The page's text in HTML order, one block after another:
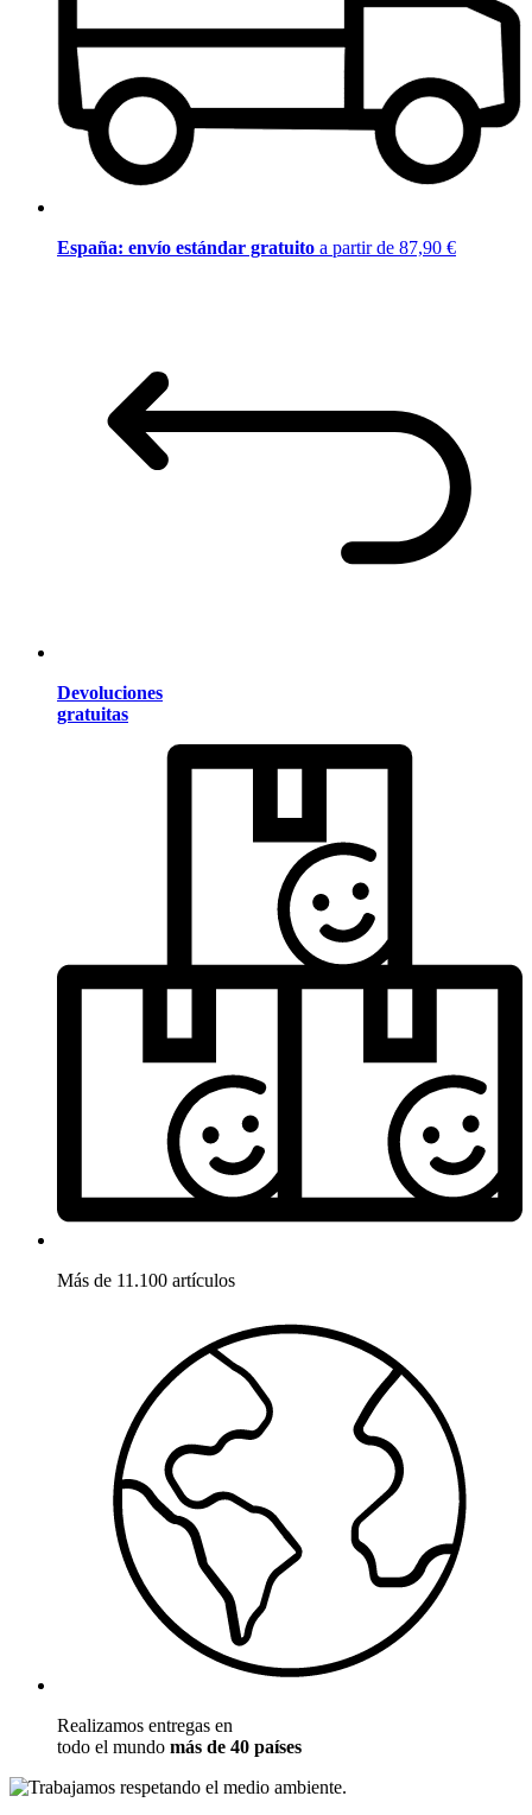
España: envío estándar gratuito a partir de 87,90 €
Devoluciones
gratuitas
Más de 11.100 artículos
Realizamos entregas en
todo el mundo más de 40 países